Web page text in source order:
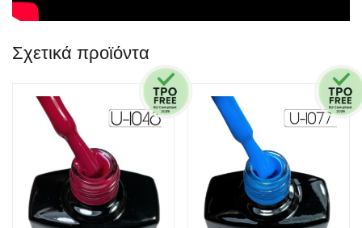
Σχετικά προϊόντα